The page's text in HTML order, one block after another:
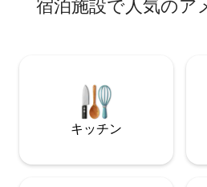
ッド1台 - トイレとギャラリー付
車場。 ビーチまで3分。
宿泊施設で人気のア
キッチン